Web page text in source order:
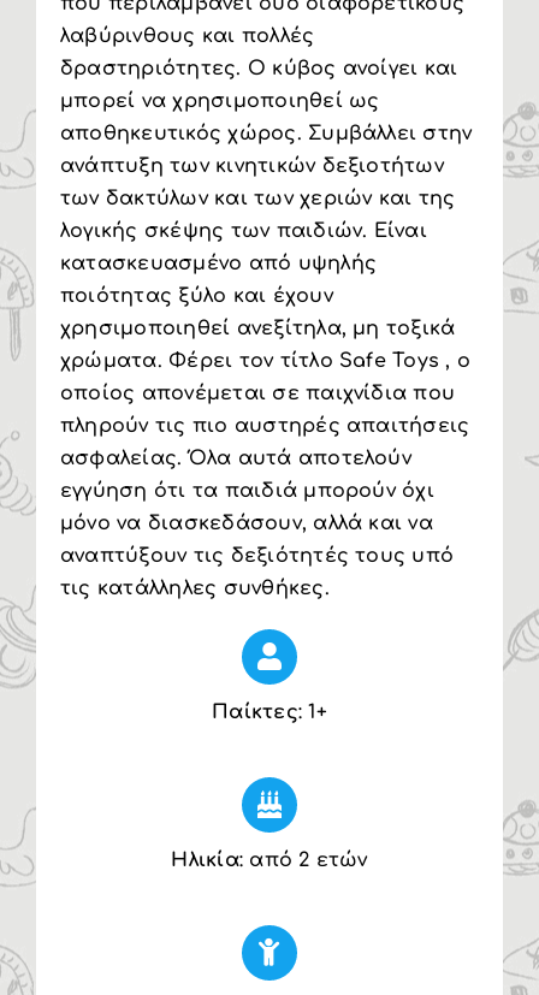
λαβύρινθους και πολλές
δραστηριότητες. Ο κύβος ανοίγει και
μπορεί να χρησιμοποιηθεί ως
αποθηκευτικός χώρος. Συμβάλλει στην
ανάπτυξη των κινητικών δεξιοτήτων
των δακτύλων και των χεριών και της
λογικής σκέψης των παιδιών. Είναι
κατασκευασμένο από υψηλής
ποιότητας ξύλο και έχουν
χρησιμοποιηθεί ανεξίτηλα, μη τοξικά
χρώματα. Φέρει τον τίτλο Safe Toys , ο
οποίος απονέμεται σε παιχνίδια που
πληρούν τις πιο αυστηρές απαιτήσεις
ασφαλείας. Όλα αυτά αποτελούν
εγγύηση ότι τα παιδιά μπορούν όχι
μόνο να διασκεδάσουν, αλλά και να
αναπτύξουν τις δεξιότητές τους υπό
τις κατάλληλες συνθήκες.
Παίκτες: 1+
Ηλικία: από 2 ετών